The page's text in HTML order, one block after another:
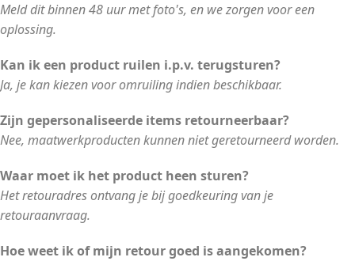
Meld dit binnen 48 uur met foto's, en we zorgen voor een
oplossing.
Kan ik een product ruilen i.p.v. terugsturen?
Ja, je kan kiezen voor omruiling indien beschikbaar.
Zijn gepersonaliseerde items retourneerbaar?
Nee, maatwerkproducten kunnen niet geretourneerd worden.
Waar moet ik het product heen sturen?
Het retouradres ontvang je bij goedkeuring van je
retouraanvraag.
Hoe weet ik of mijn retour goed is aangekomen?